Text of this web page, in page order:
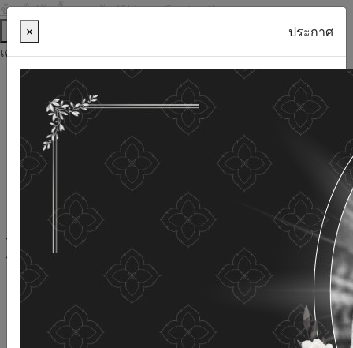
ข้ามไปยังเนื้อหาหลัก (Skip to Content)
ช่วยเหลือ
เครื่องมือการเข้าถึง
ภาษาไทย
ภาษาอังกฤษ
เพิ่มขนาดตัวอักษร
ลดขนาดตัวอักษร
ขนาดตัวอักษรปกติ
ความคมชัดสูง
ความคมชัดเชิงลบ
ความคมชัดปกติ
เปิดอ่านด้วยเสียง
ปิดอ่านด้วยเสียง
ผังเว็บไซต์
เว็บไซต์นี้ใช้คุกกี้ (Cookies)
กรมกิจการผู้สูงอายุ
ให้ความสำคัญต่อข้อมูลส่วนบุคคลของ
ท่าน เพื่อการพัฒนาและปรับปรุงเว็บไซต์ หากท่านใช้บริการ
× ประกาศ